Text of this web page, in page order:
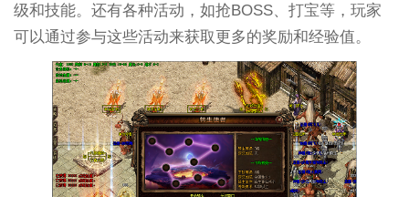
级和技能。还有各种活动，如抢BOSS、打宝等，玩家
可以通过参与这些活动来获取更多的奖励和经验值。